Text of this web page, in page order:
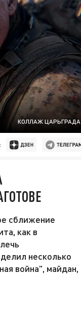
КОЛЛАЖ ЦАРЬГРАДА
сближение
как в
несколько
война", майдан,